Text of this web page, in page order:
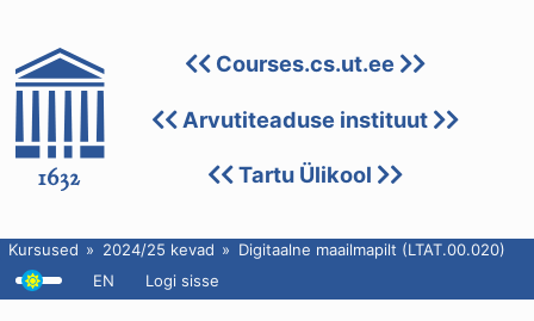
Courses.cs.ut.ee
Arvutiteaduse instituut
Tartu Ülikool
Kursused 2024/25 kevad
Digitaalne maailmapilt (LTAT.00.020)
EN
Logi sisse